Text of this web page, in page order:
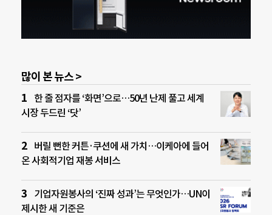
많이 본 뉴스 >
한 줄 점자를 ‘화면’으로…50년 난제 풀고 세계
시장 두드린 ‘닷’
버릴 뻔한 커튼·쿠션에 새 가치…이케아에 들어
온 사회적기업 재봉 서비스
기업자원봉사의 ‘진짜 성과’는 무엇인가…UN이
제시한 새 기준은